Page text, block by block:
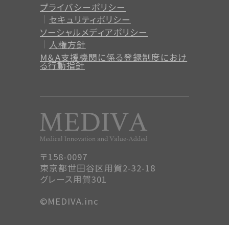
〒158-0097
東京都世田谷区用賀2-32-18
グレース用賀301
プライバシーポリシー
セキュリティポリシー
ソーシャルメディアポリシー
人権方針
M＆A支援機関に係る登録制度におけ
る行動指針
©MEDIVA.inc